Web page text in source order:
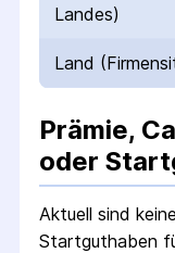
Landes)
Land
Prämie,
oder
Aktuell sind
Startguthaben